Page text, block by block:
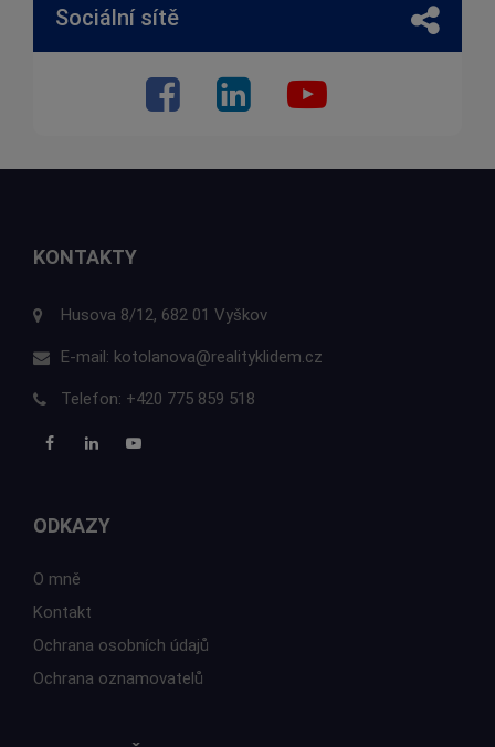
Sociální sítě
KONTAKTY
Husova 8/12, 682 01 Vyškov
E-mail: kotolanova@realityklidem.cz
Telefon: +420 775 859 518
ODKAZY
O mně
Kontakt
Ochrana osobních údajů
Ochrana oznamovatelů